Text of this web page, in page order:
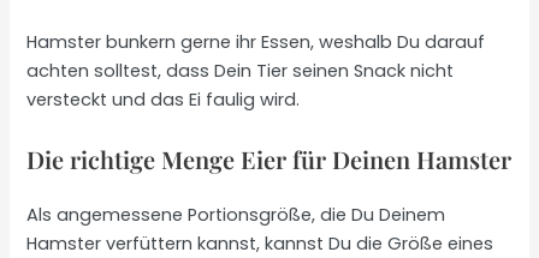
Hamster bunkern gerne ihr Essen, weshalb Du darauf
achten solltest, dass Dein Tier seinen Snack nicht
versteckt und das Ei faulig wird.
Die richtige Menge Eier für Deinen Hamster
Als angemessene Portionsgröße, die Du Deinem
Hamster verfüttern kannst, kannst Du die Größe eines